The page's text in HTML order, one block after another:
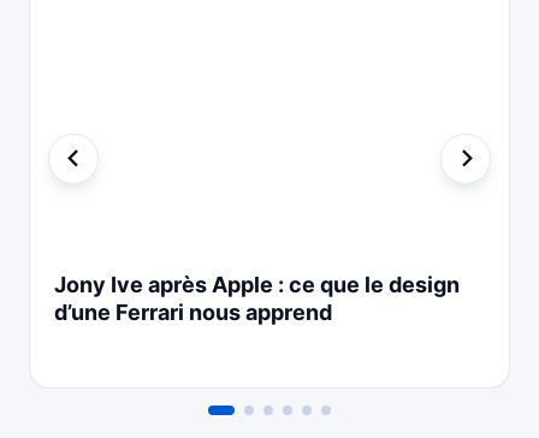
Jony Ive après Apple : ce que le design
d’une Ferrari nous apprend